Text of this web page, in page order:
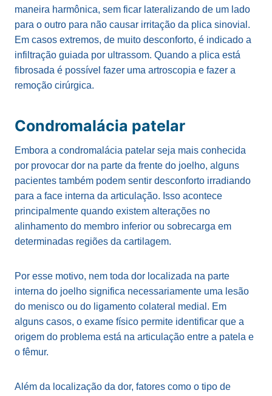
maneira harmônica, sem ficar lateralizando de um lado
para o outro para não causar irritação da plica sinovial.
Em casos extremos, de muito desconforto, é indicado a
infiltração guiada por ultrassom. Quando a plica está
fibrosada é possível fazer uma artroscopia e fazer a
remoção cirúrgica.
Condromalácia patelar
Embora a condromalácia patelar seja mais conhecida
por provocar dor na parte da frente do joelho, alguns
pacientes também podem sentir desconforto irradiando
para a face interna da articulação. Isso acontece
principalmente quando existem alterações no
alinhamento do membro inferior ou sobrecarga em
determinadas regiões da cartilagem.
Por esse motivo, nem toda dor localizada na parte
interna do joelho significa necessariamente uma lesão
do menisco ou do ligamento colateral medial. Em
alguns casos, o exame físico permite identificar que a
origem do problema está na articulação entre a patela e
o fêmur.
Além da localização da dor, fatores como o tipo de